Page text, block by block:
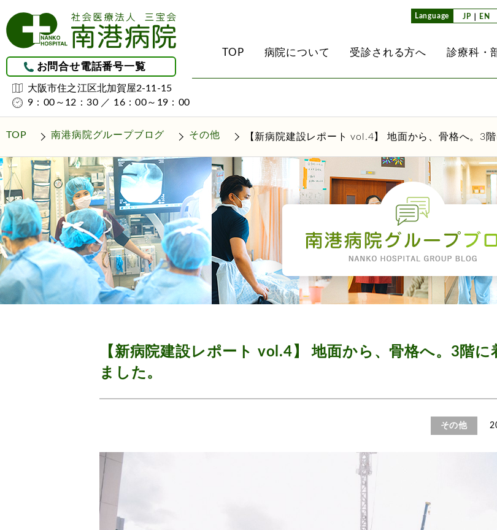
Language JP EN
お問合せ電話番号一覧
大阪市住之江区北加賀屋2-11-15
9：00～12：30 ／ 16：00～19：00
TOP 病院について
理念・理事長挨拶・クレド
医療安全について
院内感染防止に関する取り組み
厚生労働大臣が定める掲示事項
施設設備紹介
南港ユマニテ病院の開設にあたって
その他の
受診される方へ
受診される方へ
初診・外来受診のご案内
診療科・
診療科・部門のご紹介
整形外科
リハビリテーション科
回復期リハビリテーション病棟
回復率実績
皮膚科
泌尿器科
検査科
栄養科
介護科
治験推進室
地域医療連携について
地域医療連携
介護サービス
南港病院ケアプランセンター
（居宅介護支援事業所）
訪問看護ステーション
グループホーム
（認知症対応型共同生活介護事業所）
ヘルパーステーショ
TOP 南港病院グループブログ その他 【新病院建設レポート vol.4】 地面から、骨格へ。3階
【新病院建設レポート vol.4】 地面から、骨格へ。3階に
ました。
その他